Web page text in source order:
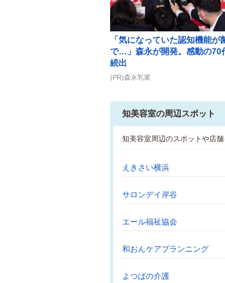
「気になっていた認知機能が
で…」森永が開発。感動の70
続出
(PR)森永乳業
知美容室の周辺スポット
知美容室周辺のスポットや店舗
えきさい横浜
サロンデイ岸谷
エール福祉協会
和おんケアプランニング
よつばの介護